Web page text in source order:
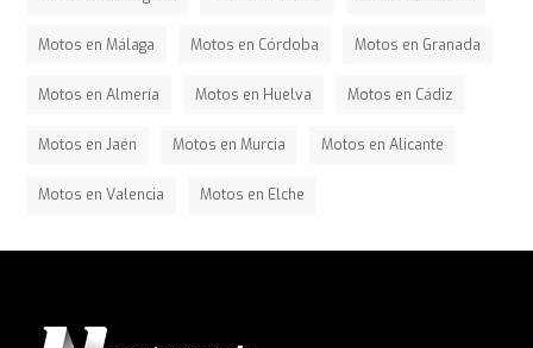
Motos en Málaga Motos en Córdoba Motos en Granada
Motos en Almería Motos en Huelva Motos en Cádiz
Motos en Jaén Motos en Murcia Motos en Alicante
Motos en Valencia Motos en Elche